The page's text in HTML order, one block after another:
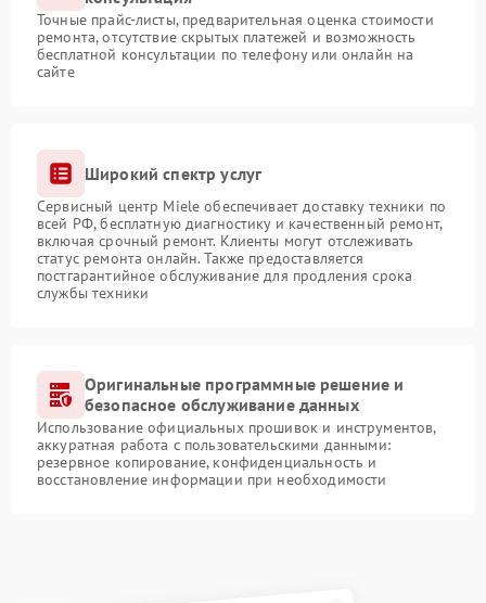
Точные прайс-листы, предварительная оценка стоимости
ремонта, отсутствие скрытых платежей и возможность
бесплатной консультации по телефону или онлайн на
сайте
Широкий спектр услуг
Сервисный центр Miele обеспечивает доставку техники по
всей РФ, бесплатную диагностику и качественный ремонт,
включая срочный ремонт. Клиенты могут отслеживать
статус ремонта онлайн. Также предоставляется
постгарантийное обслуживание для продления срока
службы техники
Оригинальные программные решение и
безопасное обслуживание данных
Использование официальных прошивок и инструментов,
аккуратная работа с пользовательскими данными:
резервное копирование, конфиденциальность и
восстановление информации при необходимости